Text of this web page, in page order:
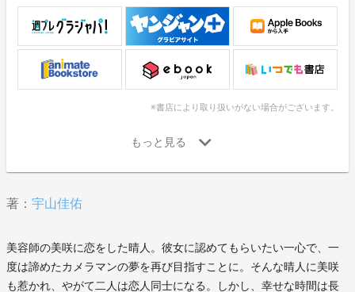
※書店により取り扱いがない場合がございます。
著： 宇山佳佑
美容師の美咲に恋をした晴人。彼女に認めてもらいたい一心で、一
度は諦めたカメラマンの夢を再び目指すことに。そんな晴人に美咲
も惹かれ、やがて二人は恋人同士になる。しかし、幸せな時間は長